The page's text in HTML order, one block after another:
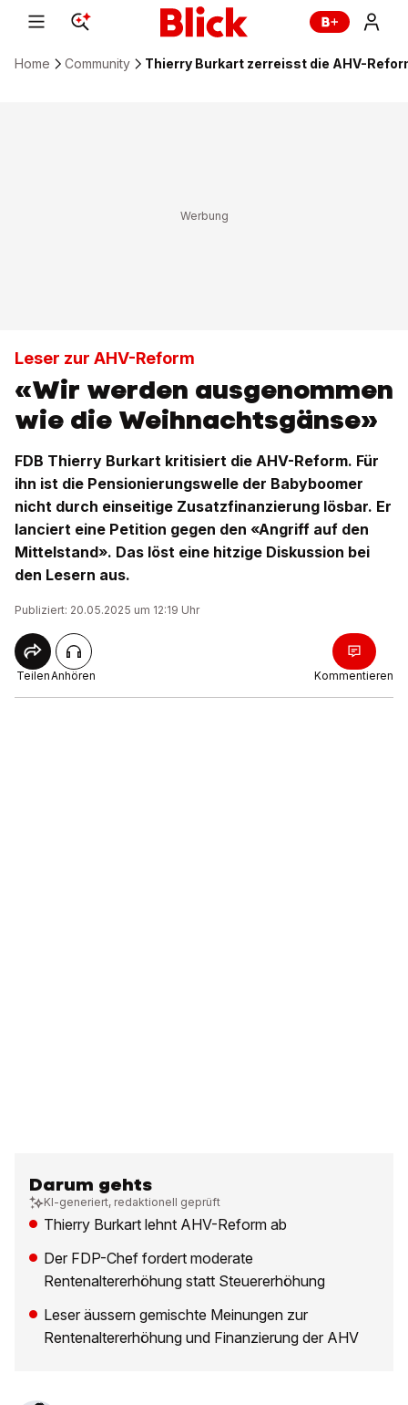
Home Community Thierry Burkart zerreisst die AHV-
Leser zur AHV-Reform
«Wir werden ausgenommen
wie die Weihnachtsgänse»
FDB Thierry Burkart kritisiert die AHV-Reform. Für
ihn ist die Pensionierungswelle der Babyboomer
nicht durch einseitige Zusatzfinanzierung lösbar. Er
lanciert eine Petition gegen den «Angriff auf den
Mittelstand». Das löst eine hitzige Diskussion bei
den Lesern aus.
Publiziert: 20.05.2025 um 12:19 Uhr
TeilenAnhören Kommentieren
Darum gehts
KI-generiert, redaktionell geprüft
Thierry Burkart lehnt AHV-Reform ab
Der FDP-Chef fordert moderate
Rentenaltererhöhung statt Steuererhöhung
Leser äussern gemischte Meinungen zur
Rentenaltererhöhung und Finanzierung der AHV